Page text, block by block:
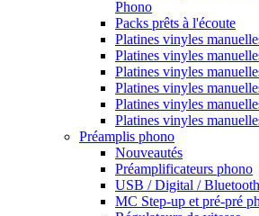
Phono
Packs prêts à l'écoute
Platines vinyles
Platines vinyles
Platines vinyles
Platines vinyles
Platines vinyles
Platines vinyles
Préamplis phono
Nouveautés
Préamplificateurs phono
USB / Digital / Bluetooth
MC Step-up et pré-pré